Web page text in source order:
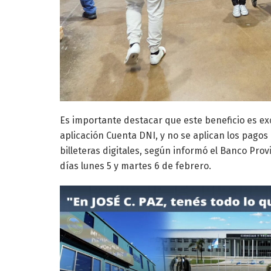
Es importante destacar que este beneficio es
aplicación Cuenta DNI, y no se aplican los
billeteras digitales, según informó el Banco
días lunes 5 y martes 6 de febrero.